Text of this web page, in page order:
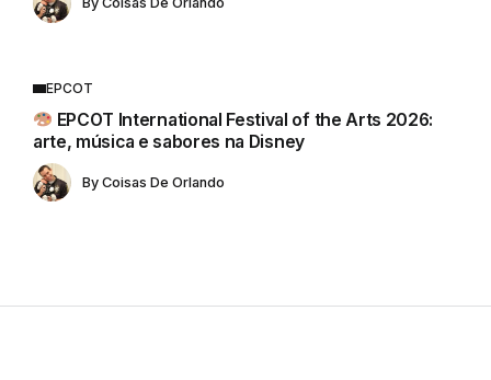
EPCOT
EPCOT International Festival of the Arts 2026:
arte, música e sabores na Disney
By Coisas De Orlando